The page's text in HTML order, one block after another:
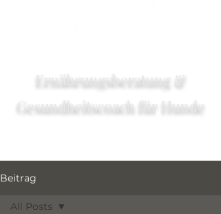
Ernährungsberatung &
Gesundheitscoach für Hunde
Beitrag
All Posts